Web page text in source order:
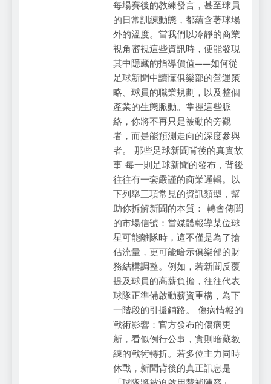
每場賽後的教練發言，甚至球員
的日常訓練動態，都蘊含著球場
外的溫度。當我們以冷靜的商業
視角審視這些資訊時，便能發現
其中隱藏的指導價值——如何從
足球新聞中讀懂俱樂部的營運策
略、球員的職業規劃，以及整個
產業的生態脈動。掌握這些脈
絡，你將不再只是被動的旁觀
者，而是能預測走向的深度參與
者。 那些足球新聞背後的真實故
事 每一則足球新聞的發布，背後
往往有一套嚴謹的商業邏輯。以
下列舉三項常見的資訊類型，幫
助你拆解新聞的本質： 轉會傳聞
的市場信號：當媒體報導某位球
星可能離隊時，這不僅是為了搶
佔流量，更可能暗示俱樂部的財
務結構調整。例如，若新聞反覆
提及球員的高薪負擔，往往代表
球隊正準備啟動薪資重構，為下
一階段的引援鋪路。 傷病情報的
戰術影響：官方發布的傷病更
新，看似例行公事，實則暗藏教
練的戰術轉折。若多位主力同時
休戰，新聞背後的真正訊息是